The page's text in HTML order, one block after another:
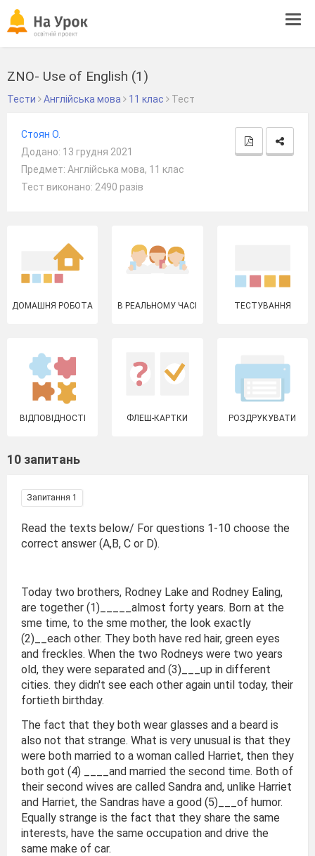
ZNO- Use of English (1)
Тести Англійська мова 11 клас Тест
Стоян О.
Додано: 13 грудня 2021
Предмет: Англійська мова, 11 клас
Тест виконано: 2490 разів
ДОМАШНЯ РОБОТА В РЕАЛЬНОМУ ЧАСІ ТЕСТУВАННЯ
ВІДПОВІДНОСТІ ФЛЕШ-КАРТКИ РОЗДРУКУВАТИ
10 запитань
Запитання 1
Read the texts below/ For questions 1-10 choose the
correct answer (A,B, C or D).
Today two brothers, Rodney Lake and Rodney Ealing,
are together (1)_____almost forty years. Born at the
sme time, to the sme mother, the look exactly
(2)__each other. They both have red hair, green eyes
and freckles. When the two Rodneys were two years
old, they were separated and (3)___up in different
cities. they didn't see each other again until today, their
fortieth birthday.
The fact that they both wear glasses and a beard is
also not that strange. What is very unusual is that they
were both married to a woman called Harriet, then they
both got (4) ____and married the second time. Both of
their second wives are called Sandra and, unlike Harriet
and Harriet, the Sandras have a good (5)___of humor.
Equally strange is the fact that they share the same
interests, have the same occupation and drive the
same make of car.